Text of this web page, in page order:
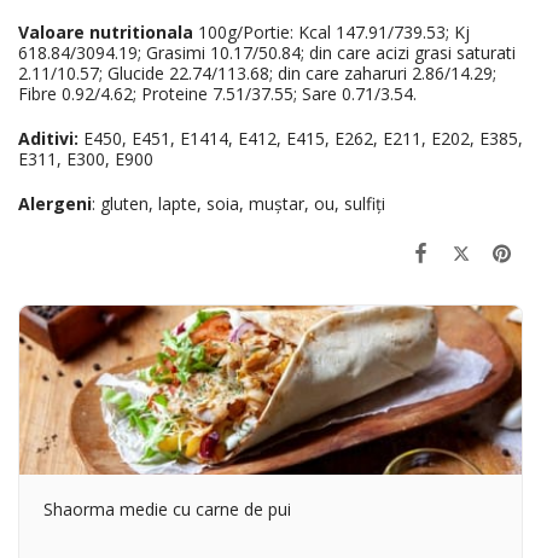
Valoare nutritionala 100g/Portie: Kcal 147.91/739.53; Kj
618.84/3094.19; Grasimi 10.17/50.84; din care acizi grasi saturati
2.11/10.57; Glucide 22.74/113.68; din care zaharuri 2.86/14.29;
Fibre 0.92/4.62; Proteine 7.51/37.55; Sare 0.71/3.54.
Aditivi: E450, E451, E1414, E412, E415, E262, E211, E202, E385,
E311, E300, E900
Alergeni: gluten, lapte, soia, muștar, ou, sulfiți
Shaorma medie cu carne de pui